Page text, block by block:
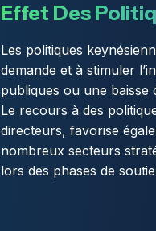
Effet Des
Les politiques
demande et à stimuler
publiques ou une baisse
Le recours à des
directeurs, favorise
nombreux secteurs
lors des phases de